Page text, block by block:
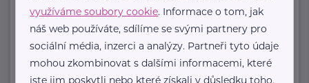
info@hartmanndirect.cz
Jana Kalenská, Život ve světě
Horská 439 Hořejší Vrchlabí
využíváme soubory cookie. Informace o tom, jak
náš web používáte, sdílíme se svými partnery pro
sociální média, inzerci a analýzy. Partneři tyto údaje
mohou zkombinovat s dalšími informacemi, které
jste jim poskytli nebo které získali v důsledku toho,